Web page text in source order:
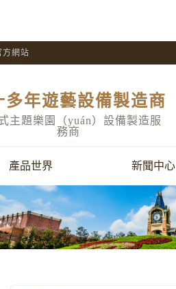
方網站
多年遊藝設備製造商
主題樂園（yuán）設備製造服
務商
產品世界 新聞中心